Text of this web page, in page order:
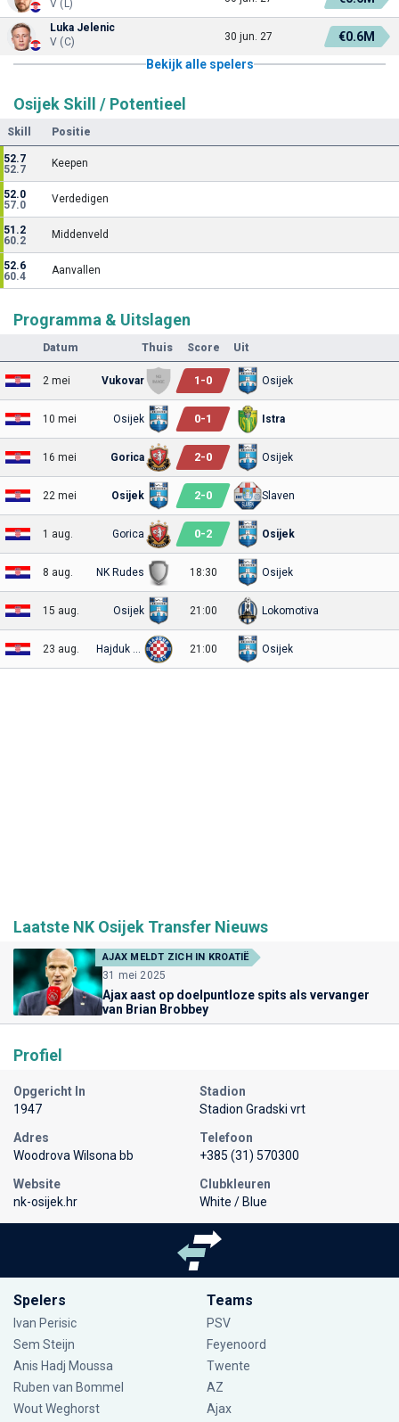
V (L)
Luka Jelenic
V (C)
30 jun. 27
€0.6M
Bekijk alle spelers
Osijek Skill / Potentieel
Skill Positie
52.7
52.7
Keepen
52.0
57.0
Verdedigen
51.2
60.2
Middenveld
52.6
60.4
Aanvallen
Programma & Uitslagen
Datum Thuis Score Uit
2 mei Vukovar 1 -0 Osijek
10 mei Osijek 0-1 Istra
16 mei Gorica 2-0 Osijek
22 mei Osijek 2-0 Slaven
1 aug. Gorica 0-2 Osijek
8 aug. NK Rudes 18:30 Osijek
15 aug. Osijek 21:00 Lokomotiva
23 aug. Hajduk Split 21:00 Osijek
Laatste NK Osijek Transfer Nieuws
AJAX MELDT ZICH IN KROATIË
31 mei 2025
Ajax aast op doelpuntloze spits als vervanger
van Brian Brobbey
Profiel
Opgericht In
1947
Stadion
Stadion Gradski vrt
Adres
Woodrova Wilsona bb
Telefoon
+385 (31) 570300
Website
nk-osijek.hr
Clubkleuren
White / Blue
Spelers
Ivan Perisic
Sem Steijn
Anis Hadj Moussa
Ruben van Bommel
Wout Weghorst
Teams
PSV
Feyenoord
Twente
AZ
Ajax